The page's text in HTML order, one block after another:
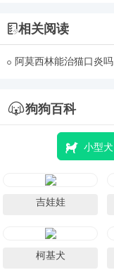
相关阅读
阿莫西林能治猫口炎吗
狗狗百科
小型犬
吉娃娃
柯基犬